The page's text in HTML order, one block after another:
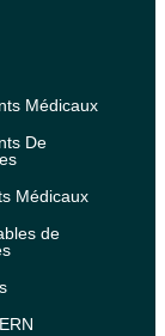
Médicaux
De
Médicaux
de